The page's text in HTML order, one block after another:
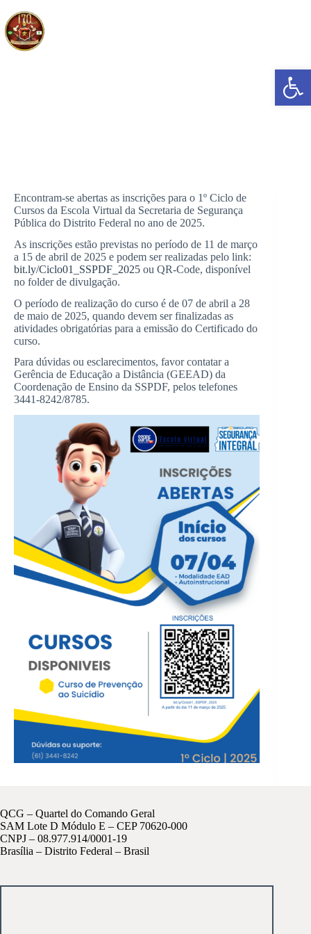
Abrir a barra de ferramentas
para
conteúdo
Encontram-se abertas as inscrições para o 1º Ciclo de
Cursos da Escola Virtual da Secretaria de Segurança
Pública do Distrito Federal no ano de 2025.
As inscrições estão previstas no período de 11 de março
a 15 de abril de 2025 e podem ser realizadas pelo link:
bit.ly/Ciclo01_SSPDF_2025 ou QR-Code, disponível
no folder de divulgação.
O período de realização do curso é de 07 de abril a 28
de maio de 2025, quando devem ser finalizadas as
atividades obrigatórias para a emissão do Certificado do
curso.
Para dúvidas ou esclarecimentos, favor contatar a
Gerência de Educação a Distância (GEEAD) da
Coordenação de Ensino da SSPDF, pelos telefones
3441-8242/8785.
QCG – Quartel do Comando Geral
SAM Lote D Módulo E – CEP 70620-000
CNPJ – 08.977.914/0001-19
Brasília – Distrito Federal – Brasil